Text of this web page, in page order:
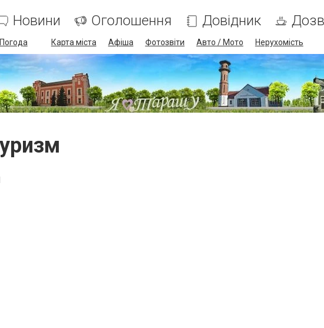
Новини Оголошення Довідник
Погода Карта міста Афіша Фотозвіти Авто / Мото Нерухомість